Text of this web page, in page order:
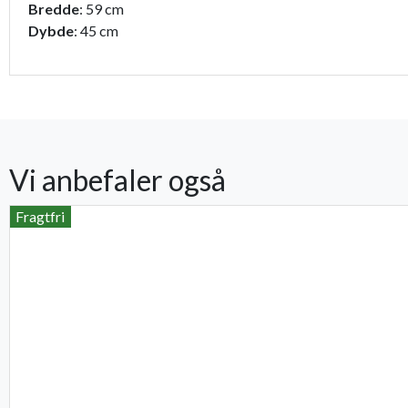
Bredde: 59 cm
Dybde: 45 cm
Vi anbefaler også
Fragtfri